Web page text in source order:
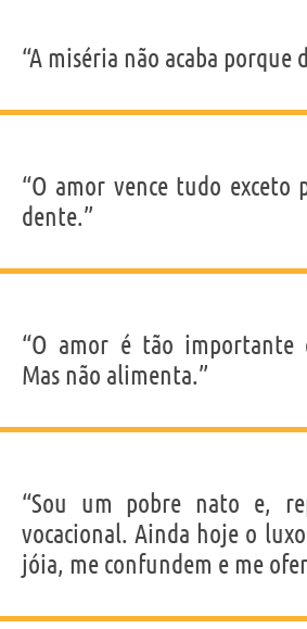
“A miséria não acaba porque
“O amor vence tudo exceto
dente.”
“O amor é tão importante
Mas não alimenta.”
“Sou um pobre nato e,
vocacional. Ainda hoje o
jóia, me confundem e me